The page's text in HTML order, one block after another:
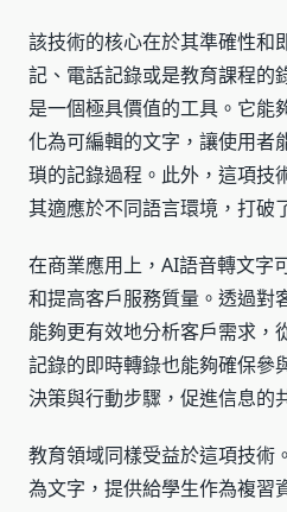
該技術的核心在於其準確性和
記、電話記錄或是教育課程的
是一個極具價值的工具。它能
化為可編輯的文字，讓使用者
瑣的記錄過程。此外，這項技
其適應於不同語言環境，打破
在商業應用上，AI語音轉文字
和提高客戶服務質量。透過對
能夠更有效地分析客戶需求，
記錄的即時轉錄也能夠確保參
決策與行動步驟，促進信息的
教育領域同樣受益於這項技術
為文字，提供給學生作為複習